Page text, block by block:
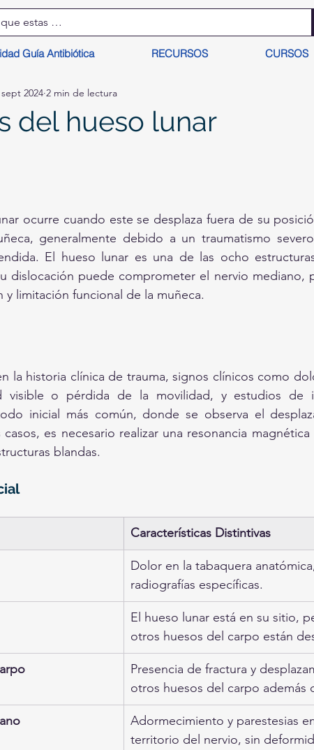
Guía Antibiótica RECURSOS CURSOS
del hueso lunar
2024 2 min de lectura
ocurre cuando este se desplaza fuera de su
generalmente debido a un traumatismo
El hueso lunar es una de las ocho
dislocación puede comprometer el nervio mediano,
limitación funcional de la muñeca.
la historia clínica de trauma, signos clínicos como
visible o pérdida de la movilidad, y estudios de
inicial más común, donde se observa el
es necesario realizar una resonancia magnética
blandas.
Características Distintivas
Dolor en la tabaquera
radiografías específicas.
El hueso lunar está en su sitio,
otros huesos del carpo están
Presencia de fractura y
otros huesos del carpo además
Adormecimiento y parestesias
territorio del nervio, sin